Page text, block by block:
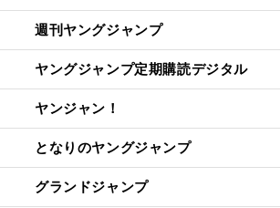
週刊ヤングジャンプ
ヤングジャンプ定期購読デジタル
ヤンジャン！
となりのヤングジャンプ
グランドジャンプ